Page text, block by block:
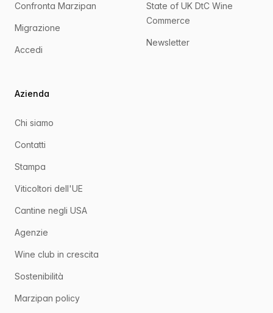
Confronta Marzipan
Migrazione
Accedi
State of UK DtC Wine
Commerce
Newsletter
Azienda
Chi siamo
Contatti
Stampa
Viticoltori dell'UE
Cantine negli USA
Agenzie
Wine club in crescita
Sostenibilità
Marzipan policy